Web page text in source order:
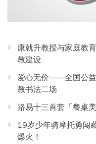
康就升教授与家庭教
教建设
爱心无价——全国公益
教书法二场
路易十三首套「餐桌
19岁少年骑摩托勇闯
爆火！